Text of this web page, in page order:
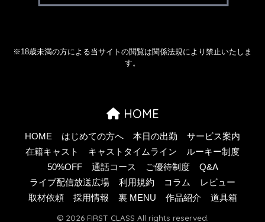
※18歳未満の方による当サイトの閲覧は関係法規により禁止いたしま
す。
HOME
HOME はじめての方へ 本日の出勤
サービス案内
在籍キャスト
キャストタイムライン
ルーキー制度
50%OFF
通話コース ご優待制度
Q&A
ライブ配信放送広場
利用規約 コラム
レビュー
取材依頼
採用情報 裏 MENU 作品紹介 道具箱
© 2026 FIRST CLASS All rights reserved.